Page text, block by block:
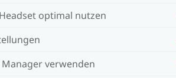
optimal nutzen
Manager verwenden